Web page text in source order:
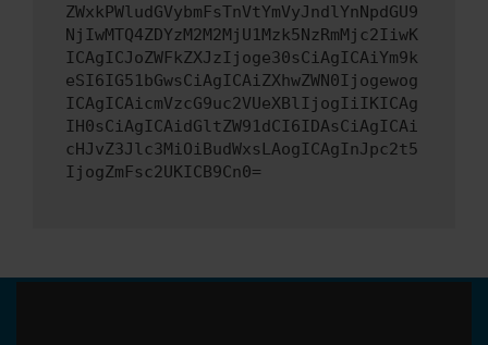
ZWxkPWludGVybmFsTnVtYmVyJndlYnNpdGU9
NjIwMTQ4ZDYzM2M2MjU1Mzk5NzRmMjc2IiwK
ICAgICJoZWFkZXJzIjoge30sCiAgICAiYm9k
eSI6IG51bGwsCiAgICAiZXhwZWN0Ijogewog
ICAgICAicmVzcG9uc2VUeXBlIjogIiIKICAg
IH0sCiAgICAidGltZW91dCI6IDAsCiAgICAi
cHJvZ3Jlc3MiOiBudWxsLAogICAgInJpc2t5
IjogZmFsc2UKICB9Cn0=